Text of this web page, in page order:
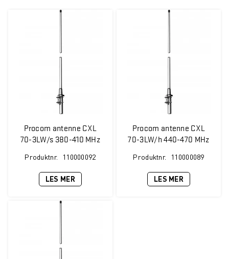
Procom antenne CXL
70-3LW/s 380-410 MHz
Produktnr. 110000092
LES MER
Procom antenne CXL
70-3LW/h 440-470 MHz
Produktnr. 110000089
LES MER